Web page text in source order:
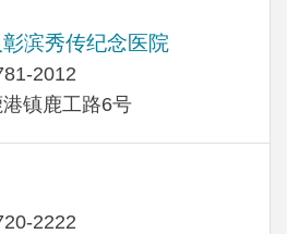
滨秀传纪念医院
2012
镇鹿工路6号
2222